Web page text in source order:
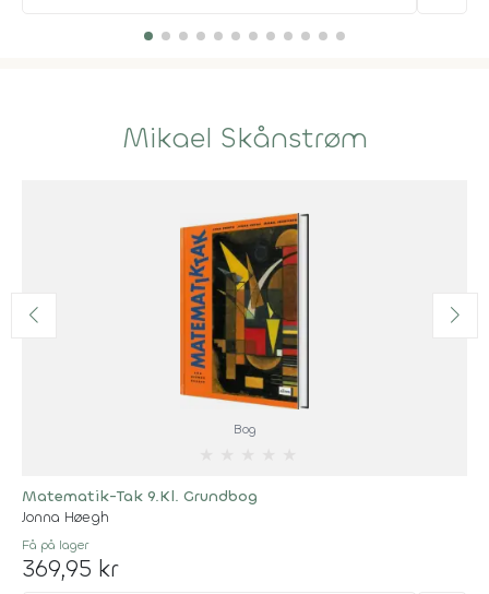
Mikael Skånstrøm
Bog
Matematik-Tak 9.Kl. Grundbog
Jonna Høegh
Få på lager
369,95 kr